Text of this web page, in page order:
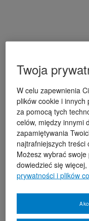
Twoja
W celu zapewnienia
plików cookie i
za pomocą tych
celów, między innymi
zapamiętywania
najtrafniejszych
Możesz wybrać
dowiedzieć się
prywatności i plików